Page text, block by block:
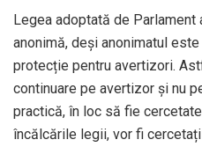
Legea adoptată de Parlament
anonimă, deși anonimatul
protecție pentru avertizori.
continuare pe avertizor și nu
practică, în loc să fie
încălcările legii, vor fi